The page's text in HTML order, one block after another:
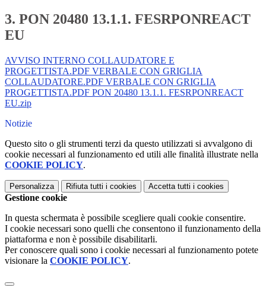
3. PON 20480 13.1.1. FESRPONREACT
EU
AVVISO INTERNO COLLAUDATORE E
PROGETTISTA.PDF VERBALE CON GRIGLIA
COLLAUDATORE.PDF VERBALE CON GRIGLIA
PROGETTISTA.PDF PON 20480 13.1.1. FESRPONREACT
EU.zip
Notizie
Questo sito o gli strumenti terzi da questo utilizzati si avvalgono di
cookie necessari al funzionamento ed utili alle finalità illustrate nella
COOKIE POLICY.
Personalizza Rifiuta tutti i cookies Accetta tutti i cookies
Gestione cookie
In questa schermata è possibile scegliere quali cookie consentire.
I cookie necessari sono quelli che consentono il funzionamento della
piattaforma e non è possibile disabilitarli.
Per conoscere quali sono i cookie necessari al funzionamento potete
visionare la COOKIE POLICY.